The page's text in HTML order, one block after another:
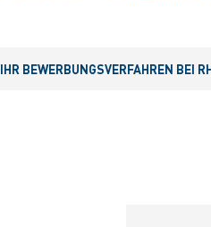
BEWERBUNGSVERFAHREN BEI